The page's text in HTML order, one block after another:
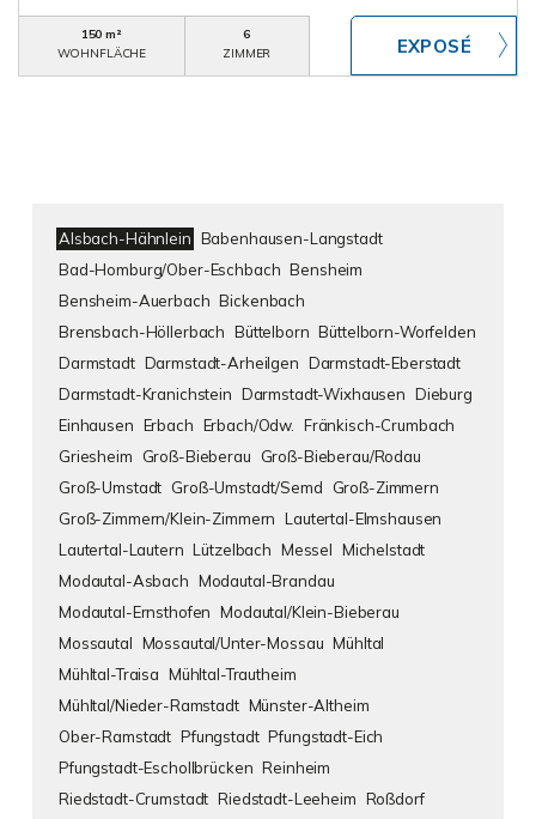
150 m²
WOHNFLÄCHE
6
ZIMMER
Alsbach-Hähnlein Babenhausen-Langstadt
Bad-Homburg/Ober-Eschbach Bensheim
Bensheim-Auerbach Bickenbach
Brensbach-Höllerbach Büttelborn Büttelborn-Worfelden
Darmstadt Darmstadt-Arheilgen Darmstadt-Eberstadt
Darmstadt-Kranichstein Darmstadt-Wixhausen Dieburg
Einhausen Erbach Erbach/Odw.
Fränkisch-Crumbach
Griesheim
Groß-Bieberau
Groß-Bieberau/Rodau
Groß-Umstadt Groß-Umstadt/Semd
Groß-Zimmern
Groß-Zimmern/Klein-Zimmern Lautertal-Elmshausen
Lautertal-Lautern Lützelbach Messel Michelstadt
Modautal-Asbach Modautal-Brandau
Modautal-Ernsthofen Modautal/Klein-Bieberau
Mossautal Mossautal/Unter-Mossau Mühltal
Mühltal-Traisa Mühltal-Trautheim
Mühltal/Nieder-Ramstadt Münster-Altheim
Ober-Ramstadt Pfungstadt Pfungstadt-Eich
Pfungstadt-Eschollbrücken Reinheim
Riedstadt-Crumstadt Riedstadt-Leeheim Roßdorf